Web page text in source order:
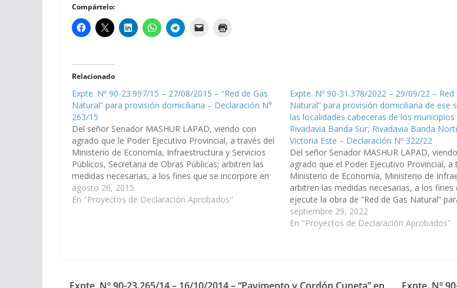
Compártelo:
Relacionado
Expte. Nº 90-23.997/15 – 27/08/2015 – “Red de Gas
Natural” para provisión domiciliaria – Declaración N°
263/15
Del señor Senador MASHUR LAPAD, viendo con
agrado que le Poder Ejecutivo Provincial, a través del
Ministerio de Economía, Infraestructura y Servicios
Públicos, Secretaria de Obras Públicas; arbitren las
medidas necesarias, a los fines que se incorpore en
el Plan de Obras Publicas del Presupuesto 2.016 de la
Provincia y…
agosto 26, 2015
En "Proyectos de Declaración Aprobados"
Expte. Nº 90-31.378/2022 – 29/09/22 – Red
Natural” para provisión domiciliaria de ese
las localidades cabeceras de los municipios
Rivadavia Banda Sur, Rivadavia Banda
Victoria Este – Declaración Nº 322/22
Del señor Senador MASHUR LAPAD,
agrado que el Poder Ejecutivo Provincial, a
Ministerio de Economía, Ministerio de
arbitren las medidas necesarias, a los fines
ejecute la obra de “Red de Gas Natural”
provisión domiciliaria de ese servicio en las
localidades cabeceras de los…
septiembre 29, 2022
En "Proyectos de Declaración Aprobados"